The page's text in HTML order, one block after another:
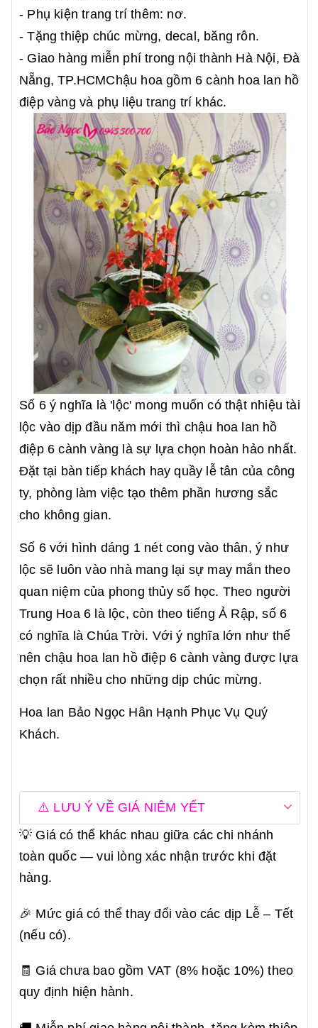
- Phụ kiện trang trí thêm: nơ.
- Tặng thiệp chúc mừng, decal, băng rôn.
- Giao hàng miễn phí trong nội thành Hà Nội, Đà
Nẵng, TP.HCMChậu hoa gồm 6 cành hoa lan hồ
điệp vàng và phụ liệu trang trí khác.
Số 6 ý nghĩa là 'lộc' mong muốn có thật nhiệu tài
lộc vào dịp đầu năm mới thì chậu hoa lan hồ
điệp 6 cành vàng là sự lựa chọn hoàn hảo nhất.
Đặt tại bàn tiếp khách hay quầy lễ tân của công
ty, phòng làm việc tạo thêm phần hương sắc
cho không gian.
Số 6 với hình dáng 1 nét cong vào thân, ý như
lộc sẽ luôn vào nhà mang lại sự may mắn theo
quan niệm của phong thủy số học. Theo người
Trung Hoa 6 là lộc, còn theo tiếng Ả Rập, số 6
có nghĩa là Chúa Trời. Với ý nghĩa lớn như thế
nên chậu hoa lan hồ điệp 6 cành vàng được lựa
chọn rất nhiều cho những dịp chúc mừng.
Hoa lan Bảo Ngọc Hân Hạnh Phục Vụ Quý
Khách.
⚠️ LƯU Ý VỀ GIÁ NIÊM YẾT
💡 Giá có thể khác nhau giữa các chi nhánh
toàn quốc — vui lòng xác nhận trước khi đặt
hàng.
🎉 Mức giá có thể thay đổi vào các dịp Lễ – Tết
(nếu có).
🧾 Giá chưa bao gồm VAT (8% hoặc 10%) theo
quy định hiện hành.